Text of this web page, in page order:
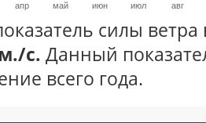
апр май июн июл авг
силы ветра
с. Данный
всего года.